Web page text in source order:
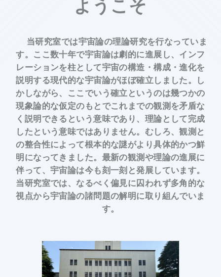
ようこそ
当研究室では宇宙論の理論研究を行なっていま
す。ここ数十年で宇宙論は劇的に進展し、インフ
レーションを柱として宇宙の構造・構成・進化を
説明する現代的な宇宙論がほぼ確立しました。し
かしながら、ここでいう確立というのは幾つかの
現象論的な仮定のもとでこれまでの観測を矛盾な
く説明できるという意味であり、理論として完成
したという意味ではありません。むしろ、観測と
の整合性によって根本的な謎がより具体的かつ鮮
明になってきました。最新の観測や理論の進展に
伴って、宇宙論は今も刻一刻と発展しています。
当研究室では、なるべく偏見に囚われず多角的な
視点から宇宙論の諸問題の解明に取り組んでいま
す。